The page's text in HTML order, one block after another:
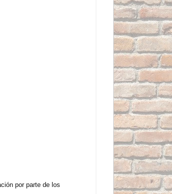
por parte de los